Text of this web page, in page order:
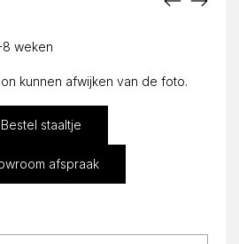
weken
kunnen afwijken van de foto.
Bestel staaltje
afspraak